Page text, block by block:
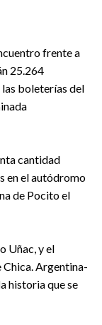
frente a
25.264
las boleterías del
cantidad
en el autódromo
de Pocito el
Uñac, y el
Chica. Argentina-
historia que se